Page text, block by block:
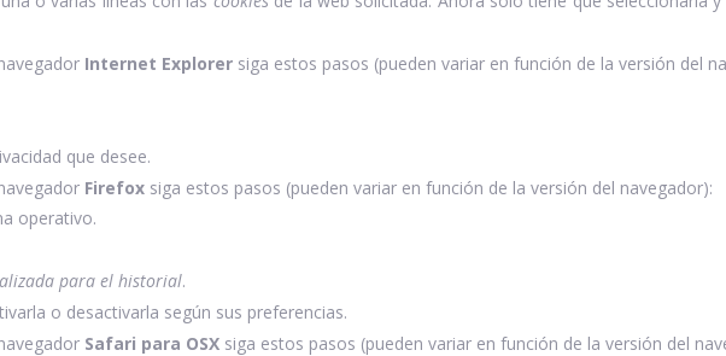
Internet Explorer siga estos pasos (pueden variar en función de la versión del
que desee.
Firefox siga estos pasos (pueden variar en función de la versión del navegador):
operativo.
para el historial.
o desactivarla según sus preferencias.
Safari para OSX siga estos pasos (pueden variar en función de la versión del